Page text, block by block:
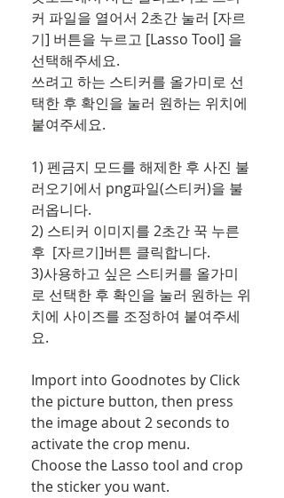
커 파일을 열어서 2초간 눌러 [자르
기] 버튼을 누르고 [Lasso Tool] 을
선택해주세요.
쓰려고 하는 스티커를 올가미로 선
택한 후 확인을 눌러 원하는 위치에
붙여주세요.
1) 펜금지 모드를 해제한 후 사진 불
러오기에서 png파일(스티커)을 불
러옵니다.
2) 스티커 이미지를 2초간 꾹 누른
후  [자르기]버튼 클릭합니다.
3)사용하고 싶은 스티커를 올가미
로 선택한 후 확인을 눌러 원하는 위
치에 사이즈를 조정하여 붙여주세
요.
Import into Goodnotes by Click
the picture button, then press
the image about 2 seconds to
activate the crop menu.
Choose the Lasso tool and crop
the sticker you want.